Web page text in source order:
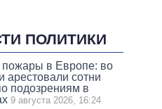
ПОЛИТИКИ
в Европе: во
арестовали сотни
подозрениям в
9 августа 2026, 16:24